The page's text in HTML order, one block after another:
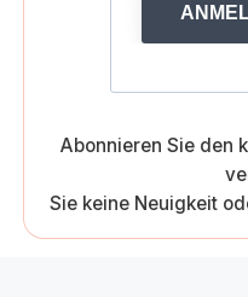
Abonnieren Sie den
Sie keine Neuigkeit